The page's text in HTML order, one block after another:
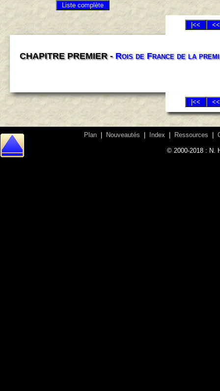
CHAPITRE PREMIER - Rois de France de la
Plan Nouveautés Index Ressources
© 2000-2018 : N.